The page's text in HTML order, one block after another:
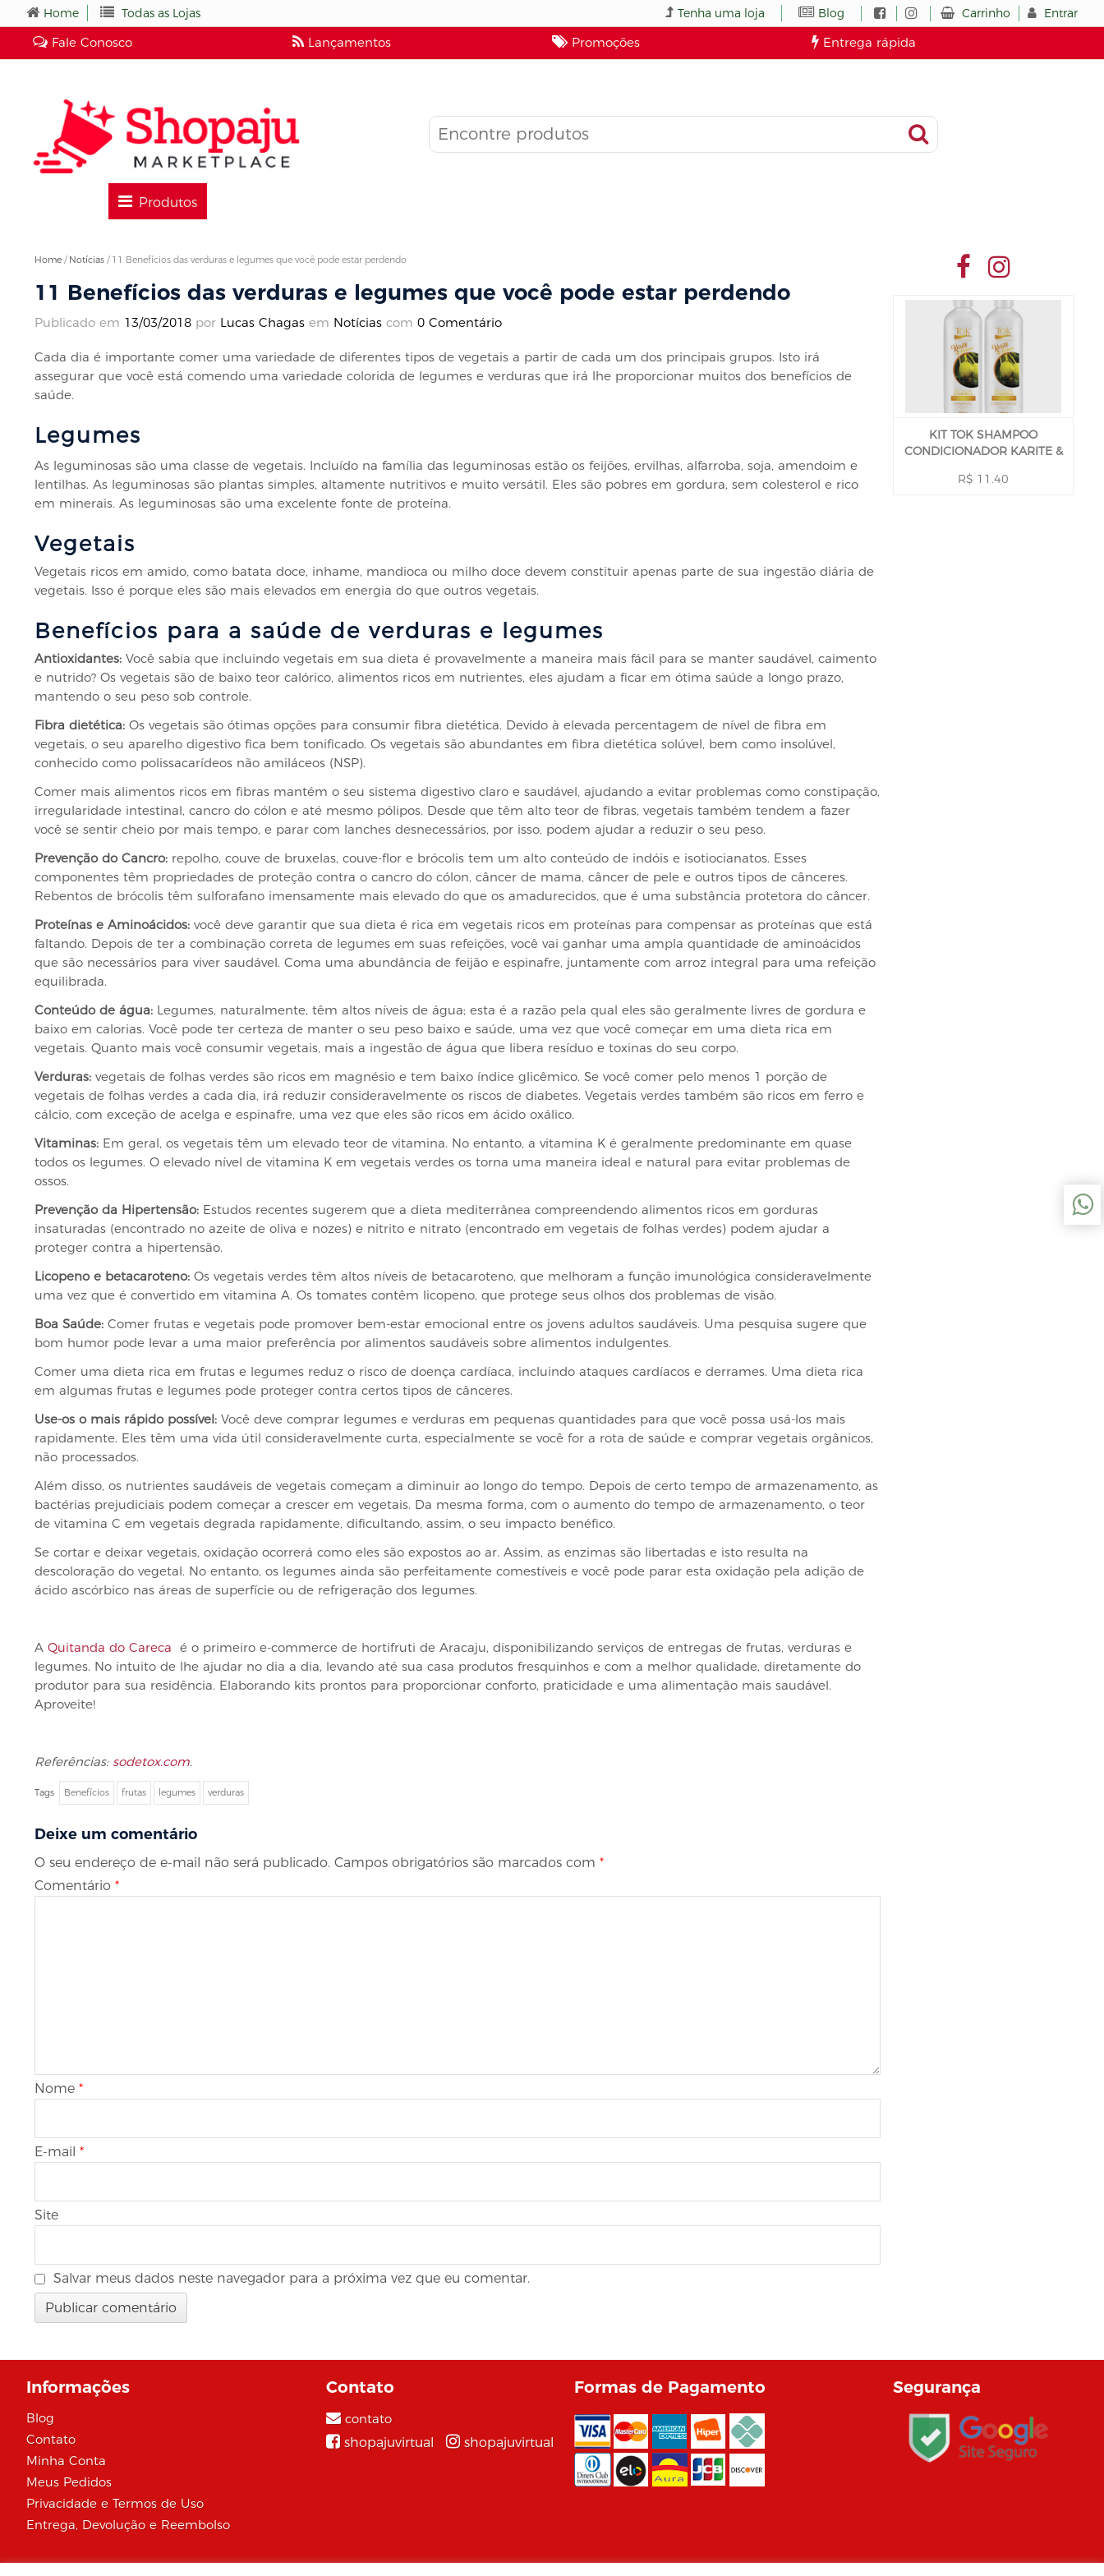
Fale Conosco Lançamentos Promoções Entrega rápida
Home Todas as Lojas Tenha uma loja Blog Carrinho Entrar
Produtos
Home / Notícias / 11 Benefícios das verduras e legumes que você pode estar perdendo
11 Benefícios das verduras e legumes que você pode estar perdendo
Publicado em 13/03/2018 por Lucas Chagas em Notícias com 0 Comentário
Cada dia é importante comer uma variedade de diferentes tipos de vegetais a partir de cada um dos principais grupos. Isto irá
assegurar que você está comendo uma variedade colorida de legumes e verduras que irá lhe proporcionar muitos dos benefícios de
saúde.
Legumes
As leguminosas são uma classe de vegetais. Incluído na família das leguminosas estão os feijões, ervilhas, alfarroba, soja, amendoim e
lentilhas. As leguminosas são plantas simples, altamente nutritivos e muito versátil. Eles são pobres em gordura, sem colesterol e rico
em minerais. As leguminosas são uma excelente fonte de proteína.
Vegetais
Vegetais ricos em amido, como batata doce, inhame, mandioca ou milho doce devem constituir apenas parte de sua ingestão diária de
vegetais. Isso é porque eles são mais elevados em energia do que outros vegetais.
Benefícios para a saúde de verduras e legumes
Antioxidantes: Você sabia que incluindo vegetais em sua dieta é provavelmente a maneira mais fácil para se manter saudável, caimento
e nutrido? Os vegetais são de baixo teor calórico, alimentos ricos em nutrientes, eles ajudam a ficar em ótima saúde a longo prazo,
mantendo o seu peso sob controle.
Fibra dietética: Os vegetais são ótimas opções para consumir fibra dietética. Devido à elevada percentagem de nível de fibra em
vegetais, o seu aparelho digestivo fica bem tonificado. Os vegetais são abundantes em fibra dietética solúvel, bem como insolúvel,
conhecido como polissacarídeos não amiláceos (NSP).
Comer mais alimentos ricos em fibras mantém o seu sistema digestivo claro e saudável, ajudando a evitar problemas como constipação,
irregularidade intestinal, cancro do cólon e até mesmo pólipos. Desde que têm alto teor de fibras, vegetais também tendem a fazer
você se sentir cheio por mais tempo, e parar com lanches desnecessários, por isso, podem ajudar a reduzir o seu peso.
Prevenção do Cancro: repolho, couve de bruxelas, couve-flor e brócolis tem um alto conteúdo de indóis e isotiocianatos. Esses
componentes têm propriedades de proteção contra o cancro do cólon, câncer de mama, câncer de pele e outros tipos de cânceres.
Rebentos de brócolis têm sulforafano imensamente mais elevado do que os amadurecidos, que é uma substância protetora do câncer.
Proteínas e Aminoácidos: você deve garantir que sua dieta é rica em vegetais ricos em proteínas para compensar as proteínas que está
faltando. Depois de ter a combinação correta de legumes em suas refeições, você vai ganhar uma ampla quantidade de aminoácidos
que são necessários para viver saudável. Coma uma abundância de feijão e espinafre, juntamente com arroz integral para uma refeição
equilibrada.
Conteúdo de água: Legumes, naturalmente, têm altos níveis de água; esta é a razão pela qual eles são geralmente livres de gordura e
baixo em calorias. Você pode ter certeza de manter o seu peso baixo e saúde, uma vez que você começar em uma dieta rica em
vegetais. Quanto mais você consumir vegetais, mais a ingestão de água que libera resíduo e toxinas do seu corpo.
Verduras: vegetais de folhas verdes são ricos em magnésio e tem baixo índice glicêmico. Se você comer pelo menos 1 porção de
vegetais de folhas verdes a cada dia, irá reduzir consideravelmente os riscos de diabetes. Vegetais verdes também são ricos em ferro e
cálcio, com exceção de acelga e espinafre, uma vez que eles são ricos em ácido oxálico.
Vitaminas: Em geral, os vegetais têm um elevado teor de vitamina. No entanto, a vitamina K é geralmente predominante em quase
todos os legumes. O elevado nível de vitamina K em vegetais verdes os torna uma maneira ideal e natural para evitar problemas de
ossos.
Prevenção da Hipertensão: Estudos recentes sugerem que a dieta mediterrânea compreendendo alimentos ricos em gorduras
insaturadas (encontrado no azeite de oliva e nozes) e nitrito e nitrato (encontrado em vegetais de folhas verdes) podem ajudar a
proteger contra a hipertensão.
Licopeno e betacaroteno: Os vegetais verdes têm altos níveis de betacaroteno, que melhoram a função imunológica consideravelmente
uma vez que é convertido em vitamina A. Os tomates contêm licopeno, que protege seus olhos dos problemas de visão.
Boa Saúde: Comer frutas e vegetais pode promover bem-estar emocional entre os jovens adultos saudáveis. Uma pesquisa sugere que
bom humor pode levar a uma maior preferência por alimentos saudáveis ​​sobre alimentos indulgentes.
Comer uma dieta rica em frutas e legumes reduz o risco de doença cardíaca, incluindo ataques cardíacos e derrames. Uma dieta rica
em algumas frutas e legumes pode proteger contra certos tipos de cânceres.
Use-os o mais rápido possível: Você deve comprar legumes e verduras em pequenas quantidades para que você possa usá-los mais
rapidamente. Eles têm uma vida útil consideravelmente curta, especialmente se você for a rota de saúde e comprar vegetais orgânicos,
não processados.
Além disso, os nutrientes saudáveis ​​de vegetais começam a diminuir ao longo do tempo. Depois de certo tempo de armazenamento, as
bactérias prejudiciais podem começar a crescer em vegetais. Da mesma forma, com o aumento do tempo de armazenamento, o teor
de vitamina C em vegetais degrada rapidamente, dificultando, assim, o seu impacto benéfico.
Se cortar e deixar vegetais, oxidação ocorrerá como eles são expostos ao ar. Assim, as enzimas são libertadas e isto resulta na
descoloração do vegetal. No entanto, os legumes ainda são perfeitamente comestíveis e você pode parar esta oxidação pela adição de
ácido ascórbico nas áreas de superfície ou de refrigeração dos legumes.
A Quitanda do Careca é o primeiro e-commerce de hortifruti de Aracaju, disponibilizando serviços de entregas de frutas, verduras e
legumes. No intuito de lhe ajudar no dia a dia, levando até sua casa produtos fresquinhos e com a melhor qualidade, diretamente do
produtor para sua residência. Elaborando kits prontos para proporcionar conforto, praticidade e uma alimentação mais saudável.
Aproveite!
Referências: sodetox.com.
Tags Benefícios frutas legumes verduras
Deixe um comentário
O seu endereço de e-mail não será publicado. Campos obrigatórios são marcados com *
Comentário *
Nome *
E-mail *
Site
Salvar meus dados neste navegador para a próxima vez que eu comentar.
KIT TOK SHAMPOO
CONDICIONADOR KARITE &
R$ 11.40
Informações
Blog
Contato
Minha Conta
Meus Pedidos
Privacidade e Termos de Uso
Entrega, Devolução e Reembolso
Contato
contato
shopajuvirtual
shopajuvirtual
Formas de Pagamento Segurança